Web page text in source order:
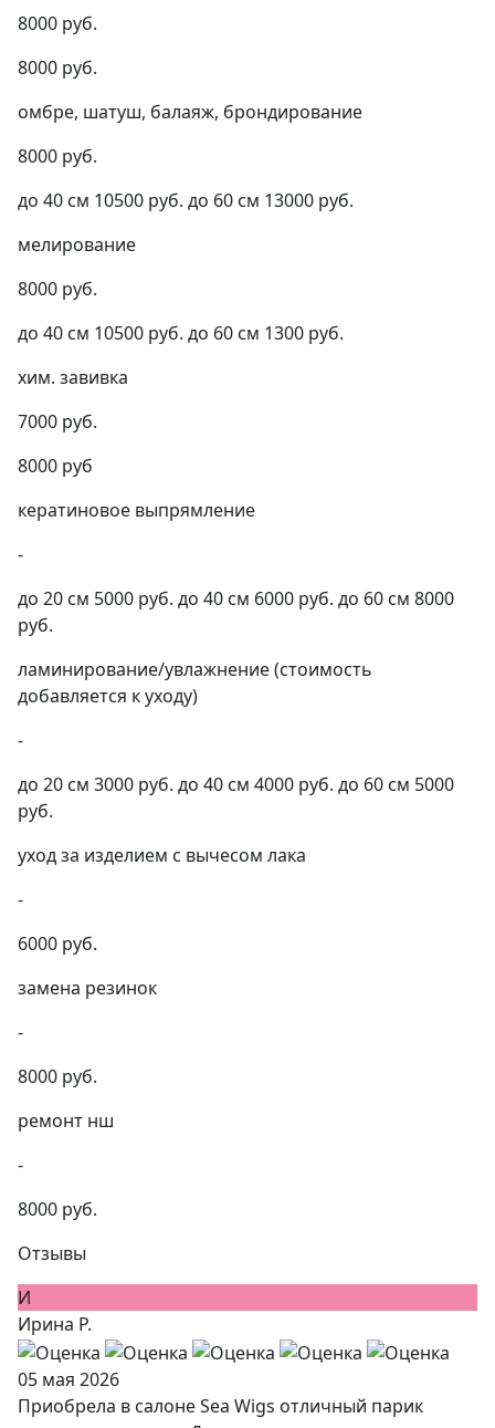
8000 руб.
8000 руб.
омбре, шатуш, балаяж, брондирование
8000 руб.
до 40 см 10500 руб. до 60 см 13000 руб.
мелирование
8000 руб.
до 40 см 10500 руб. до 60 см 1300 руб.
хим. завивка
7000 руб.
8000 руб
кератиновое выпрямление
-
до 20 см 5000 руб. до 40 см 6000 руб. до 60 см 8000
руб.
ламинирование/увлажнение (стоимость
добавляется к уходу)
-
до 20 см 3000 руб. до 40 см 4000 руб. до 60 см 5000
руб.
уход за изделием с вычесом лака
-
6000 руб.
замена резинок
-
8000 руб.
ремонт нш
-
8000 руб.
Отзывы
И
Ирина Р.
05 мая 2026
Приобрела в салоне Sea Wigs отличный парик